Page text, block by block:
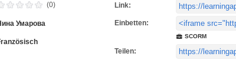
(0)
Умарова
Link:
Einbetten:
SCORM
Teilen: